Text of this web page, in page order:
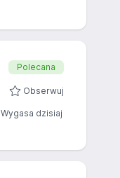
Polecana
Obserwuj
Wygasa dzisiaj